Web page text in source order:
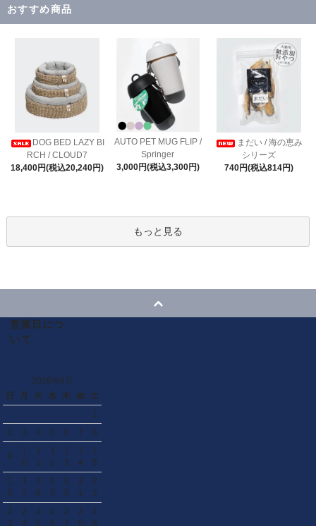
おすすめ商品
DOG BED LAZY BI
RCH / CLOUD7
18,400円(税込20,240円)
AUTO PET MUG FLIP /
Springer
3,000円(税込3,300円)
まだい / 海の恵み
シリーズ
740円(税込814円)
もっと見る
営業日につ
いて
2026年8月
日
月 火 水 木 金
土
1
2
3 4 5 6 7 8
9
1
0
1
1
1
2
1
3
1
4
1
5
1
6
1
7
1
8
1
9
2
0
2
1
2
2
2
3
2
4
2
5
2
6
2
7
2
8
2
9